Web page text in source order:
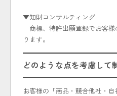
▼知財コンサルティング
商標、特許出願登録でお客様
ります。
どのような点を考慮して
お客様の「商品・競合他社・